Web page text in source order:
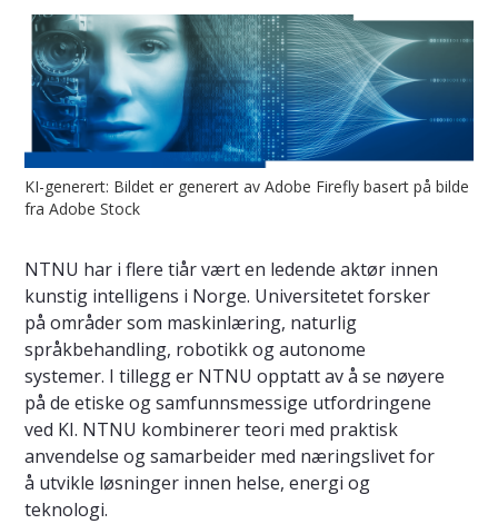
KI-generert: Bildet er generert av Adobe Firefly basert på bilde
fra Adobe Stock
NTNU har i flere tiår vært en ledende aktør innen
kunstig intelligens i Norge. Universitetet forsker
på områder som maskinlæring, naturlig
språkbehandling, robotikk og autonome
systemer. I tillegg er NTNU opptatt av å se nøyere
på de etiske og samfunnsmessige utfordringene
ved KI. NTNU kombinerer teori med praktisk
anvendelse og samarbeider med næringslivet for
å utvikle løsninger innen helse, energi og
teknologi.